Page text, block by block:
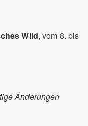
Wild, vom 8. bis
Änderungen